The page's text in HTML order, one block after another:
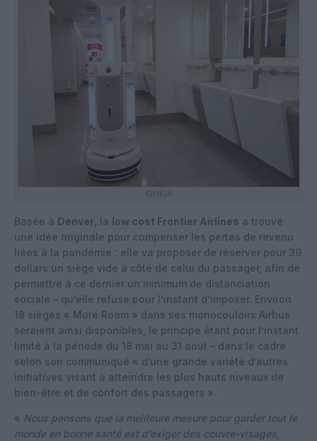
©HKIA
Basée à Denver , la low cost Frontier Airlines a trouvé
une idée originale pour compenser les pertes de revenu
liées à la pandémie : elle va proposer de réserver pour 39
dollars un siège vide à côté de celui du passager, afin de
permettre à ce dernier un minimum de distanciation
sociale – qu’elle refuse pour l’instant d’imposer. Environ
18 sièges « More Room » dans ses monocouloirs Airbus
seraient ainsi disponibles, le principe étant pour l’instant
limité à la période du 18 mai au 31 aout – dans le cadre
selon son communiqué « d’une grande variété d’autres
initiatives visant à atteindre les plus hauts niveaux de
bien-être et de confort des passagers ».
« Nous pensons que la meilleure mesure pour garder tout le
monde en bonne santé est d’exiger des couvre-visages,